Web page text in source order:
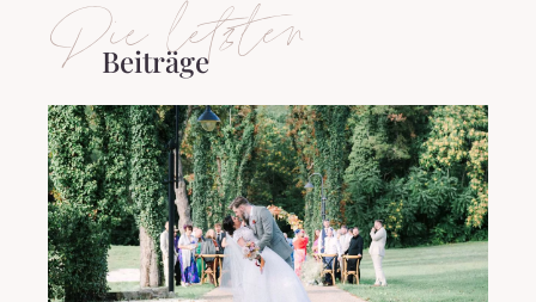
Die letzten
Beiträge